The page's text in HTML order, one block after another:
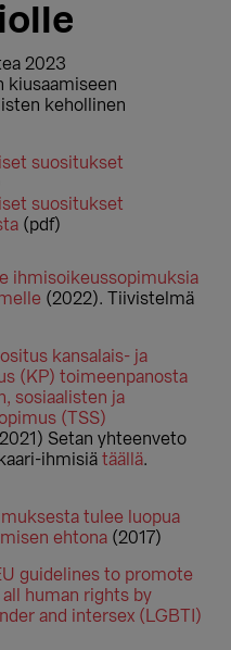
2023
kiusaamiseen
kehollinen
suositukset
suositukset
(pdf)
ihmisoikeussopimuksia
(2022). Tiivistelmä
kansalais- ja
(KP) toimeenpanosta
sosiaalisten ja
(TSS)
Setan yhteenveto
ihmisiätäällä.
tulee luopua
ehtona (2017)
guidelines to promote
human rights by
and intersex (LGBTI)